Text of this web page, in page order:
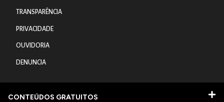
TRANSPARÊNCIA
PRIVACIDADE
OUVIDORIA
DENUNCIA
CONTEÚDOS GRATUITOS